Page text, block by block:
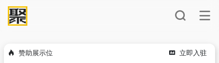
赞助展示位 立即入驻